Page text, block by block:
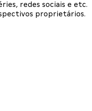
redes sociais e etc.
proprietários.